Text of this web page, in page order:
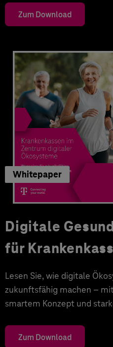
Zum Download
Whitepaper
Digitale
für
Lesen Sie, wie digitale
zukunftsfähig machen –
smartem Konzept und
Zum Download